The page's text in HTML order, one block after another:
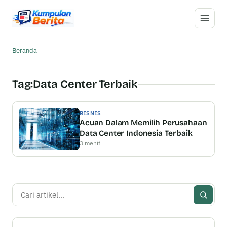
Buka
Beranda
Tag:Data Center Terbaik
BISNIS
Acuan Dalam Memilih Perusahaan
Data Center Indonesia Terbaik
3 menit
Cari